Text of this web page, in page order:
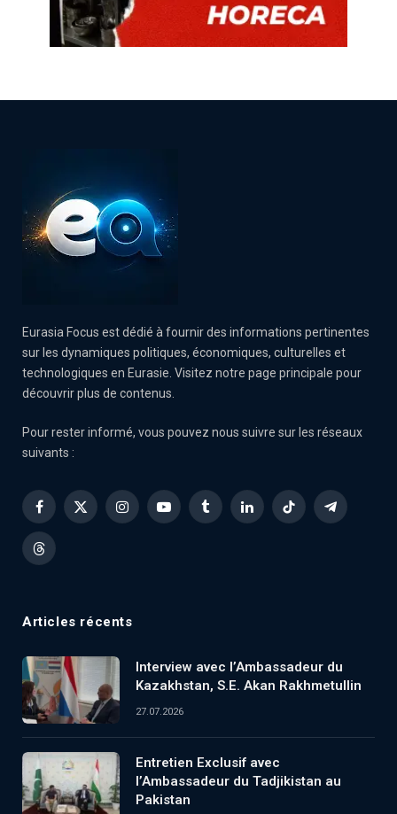
Eurasia Focus est dédié à fournir des informations pertinentes
sur les dynamiques politiques, économiques, culturelles et
technologiques en Eurasie. Visitez notre page principale pour
découvrir plus de contenus.
Pour rester informé, vous pouvez nous suivre sur les réseaux
suivants :
Facebook
X
InstagramYouTubeTumblrLinkedInTikTok Telegram
Threads
Articles récents
Interview avec l’Ambassadeur du
Kazakhstan, S.E. Akan Rakhmetullin
27.07.2026
Entretien Exclusif avec
l’Ambassadeur du Tadjikistan au
Pakistan